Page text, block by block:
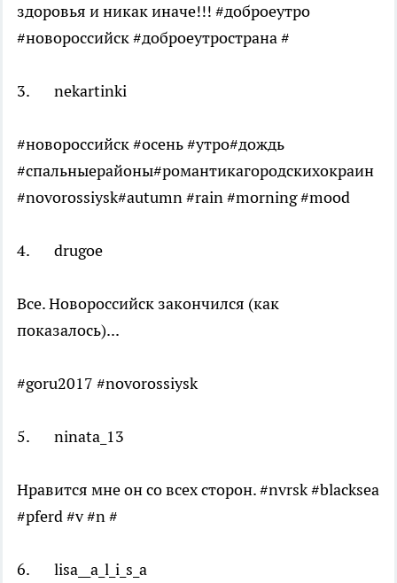
здоровья и никак иначе!!! #доброеутро
#новороссийск #доброеутространа #
3. nekartinki
#новороссийск #осень #утро#дождь
#спальныерайоны#романтикагородскихокраин
#novorossiysk#autumn #rain #morning #mood
4. drugoe
Все. Новороссийск закончился (как
показалось)...
#goru2017 #novorossiysk
5. ninata_13
Нравится мне он со всех сторон. #nvrsk #blacksea
#pferd #v #n #
6. lisa__a_l_i_s_a